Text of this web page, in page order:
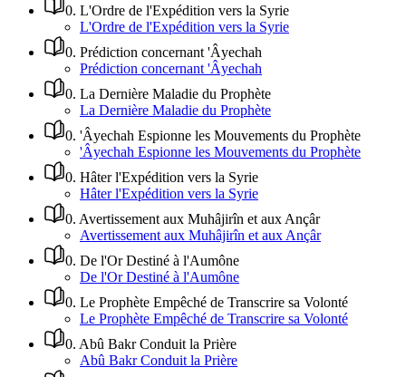
0. L'Ordre de l'Expédition vers la Syrie
L'Ordre de l'Expédition vers la Syrie
0. Prédiction concernant 'Âyechah
Prédiction concernant 'Âyechah
0. La Dernière Maladie du Prophète
La Dernière Maladie du Prophète
0. 'Âyechah Espionne les Mouvements du Prophète
'Âyechah Espionne les Mouvements du Prophète
0. Hâter l'Expédition vers la Syrie
Hâter l'Expédition vers la Syrie
0. Avertissement aux Muhâjirîn et aux Ançâr
Avertissement aux Muhâjirîn et aux Ançâr
0. De l'Or Destiné à l'Aumône
De l'Or Destiné à l'Aumône
0. Le Prophète Empêché de Transcrire sa Volonté
Le Prophète Empêché de Transcrire sa Volonté
0. Abû Bakr Conduit la Prière
Abû Bakr Conduit la Prière